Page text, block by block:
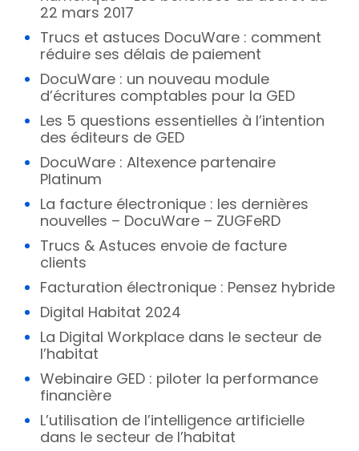
22 mars 2017
Trucs et astuces DocuWare : comment
réduire ses délais de paiement
DocuWare : un nouveau module
d’écritures comptables pour la GED
Les 5 questions essentielles à l’intention
des éditeurs de GED
DocuWare : Altexence partenaire
Platinum
La facture électronique : les dernières
nouvelles – DocuWare – ZUGFeRD
Trucs & Astuces envoie de facture
clients
Facturation électronique : Pensez hybride
Digital Habitat 2024
La Digital Workplace dans le secteur de
l’habitat
Webinaire GED : piloter la performance
financière
L’utilisation de l’intelligence artificielle
dans le secteur de l’habitat